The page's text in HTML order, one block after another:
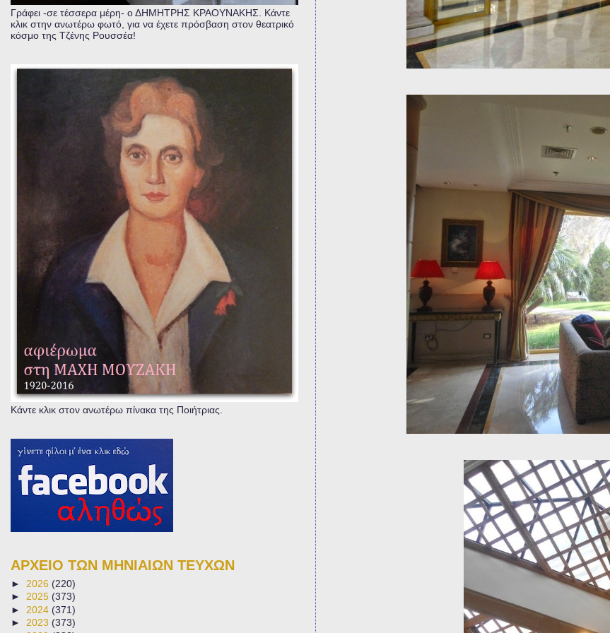
Γράφει -σε τέσσερα μέρη- ο ΔΗΜΗΤΡΗΣ ΚΡΑΟΥΝΑΚΗΣ. Κάντε
κλικ στην ανωτέρω φωτό, για να έχετε πρόσβαση στον θεατρικό
κόσμο της Τζένης Ρουσσέα!
Κάντε κλικ στον ανωτέρω πίνακα της Ποιήτριας.
ΑΡΧΕΙΟ ΤΩΝ ΜΗΝΙΑΙΩΝ ΤΕΥΧΩΝ
► 2026 (220)
► 2025 (373)
► 2024 (371)
► 2023 (373)